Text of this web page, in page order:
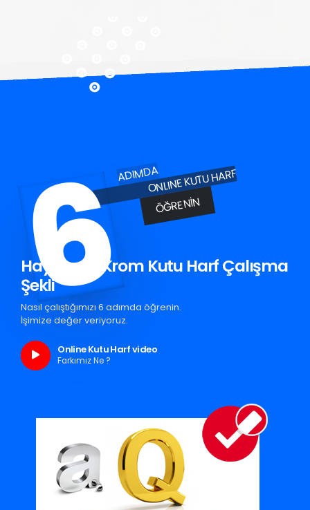
6ADIMDAONLINE KUTU HARF
ÖĞRENIN
Haymana Krom Kutu Harf Çalışma
Şekli
Nasıl çalıştığımızı 6 adımda öğrenin.
İşimize değer veriyoruz.
Online Kutu Harf video
Farkımız Ne ?